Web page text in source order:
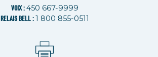
VOIX :450 667-9999
RELAIS BELL :1 800 855-0511